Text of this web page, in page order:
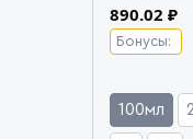
890.02 ₽
Бонусы:
100мл